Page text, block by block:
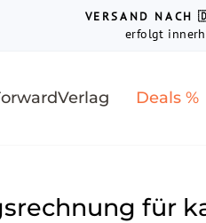
VERSAND
erfolgt
Deals %
für